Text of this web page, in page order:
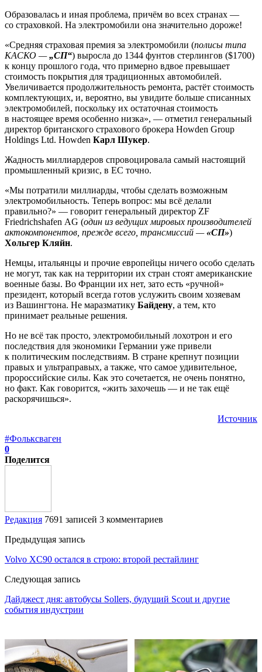
Образовалась и иная проблема, причём во всех странах —
со страховкой. На электромобили она значительно дороже!
«Средняя страховая премия за электромобили (полисы типа
КАСКО —„СП“) выросла до 1344 фунтов стерлингов ($1700)
к концу прошлого года, что примерно вдвое превышает
стоимость покрытия для традиционных автомобилей.
Увеличивается продолжительность ремонта, растёт стоимость
комплектующих, и, вероятно, вы увидите больше списанных
электромобилей, поскольку их остаточная стоимость
в настоящее время особенно низка», — отметил генеральный
директор британского страхового брокера Howden Group
Holdings Ltd. Howden Карл Шукер.
Жадность миллиардеров спровоцировала самый настоящий
промышленный кризис, в ЕС точно.
«Мы потратили миллиарды, чтобы сделать возможным
электромобильность. Теперь вопрос: мы всё делали
правильно?» — говорит генеральный директор ZF
Friedrichshafen AG (один из ведущих мировых производителей
актокомпонентов, прежде всего, трансмиссий —«СП»)
Хольгер Кляйн.
Немцы, итальянцы и прочие европейцы ничего особо сделать
не могут, так как на территории их стран стоят американские
военные базы. Во Франции их нет, зато есть «ручной»
президент, который всегда готов услужить своим хозяевам
из Вашингтона. Не маразматику Байдену, а тем, кто
принимает реальные решения.
Но не всё так просто, электромобильный лохотрон и его
последствия для экономики Германии уже привели
к политическим последствиям. В стране крепнут позиции
правых и ультраправых, а также, что самое удивительное,
пророссийские силы. Как это сочетается, не очень понятно,
но факт. Как говорится, «жить захочешь — и не так ещё
раскорячишься».
Источник
#Фольксваген
0
Поделится
Редакция 7691 записей 3 комментариев
Предыдущая запись
Volvo XC90 остался в строю: второй рестайлинг
Следующая запись
Дайджест дня: автобусы Sollers, будущий Scout и другие
события индустрии